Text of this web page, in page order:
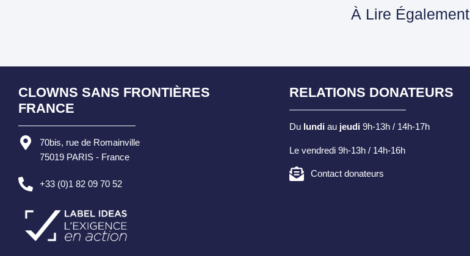
À Lire Également
CLOWNS SANS FRONTIÈRES
FRANCE
70bis, rue de Romainville
75019 PARIS - France
+33 (0)1 82 09 70 52
RELATIONS DONATEURS
Du lundiau jeudi9h-13h / 14h-17h
Le vendredi 9h-13h / 14h-16h
Contact donateurs